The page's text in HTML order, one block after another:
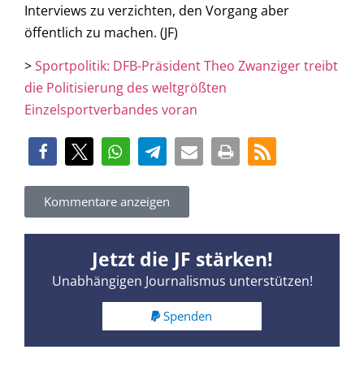
Interviews zu verzichten, den Vorgang aber
öffentlich zu machen. (JF)
>Sportpolitik: DFB-PräsidentTheo Zwanzigertreibt
die Politisierung des weltgrößten
Einzelsportverbandes voran
Kommentare anzeigen
Jetzt die JF stärken!
Unabhängigen Journalismus unterstützen!
Spenden